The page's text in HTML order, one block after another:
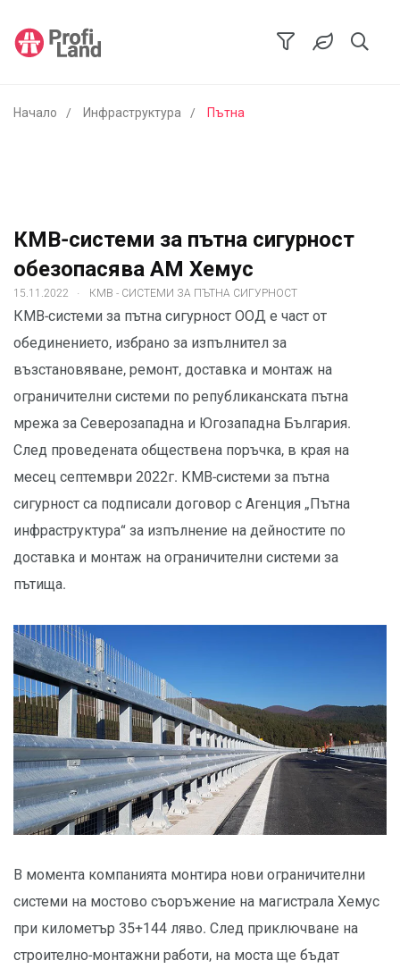
Начало Инфраструктура Пътна
КМВ-системи за пътна сигурност
обезопасява АМ Хемус
15.11.2022 . КМВ - СИСТЕМИ ЗА ПЪТНА СИГУРНОСТ
КМВ-системи за пътна сигурност ООД е част от
обединението, избрано за изпълнител за
възстановяване, ремонт, доставка и монтаж на
ограничителни системи по републиканската пътна
мрежа за Северозападна и Югозападна България.
След проведената обществена поръчка, в края на
месец септември 2022г. КМВ-системи за пътна
сигурност са подписали договор с Агенция „Пътна
инфраструктура“ за изпълнение на дейностите по
доставка и монтаж на ограничителни системи за
пътища.
В момента компанията монтира нови ограничителни
системи на мостово съоръжение на магистрала Хемус
при километър 35+144 ляво. След приключване на
строително-монтажни работи, на моста ще бъдат